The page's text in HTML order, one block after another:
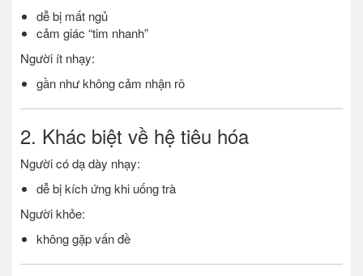
dễ bị mất ngủ
cảm giác “tim nhanh”
Người ít nhạy:
gần như không cảm nhận rõ
2. Khác biệt về hệ tiêu hóa
Người có dạ dày nhạy:
dễ bị kích ứng khi uống trà
Người khỏe:
không gặp vấn đề